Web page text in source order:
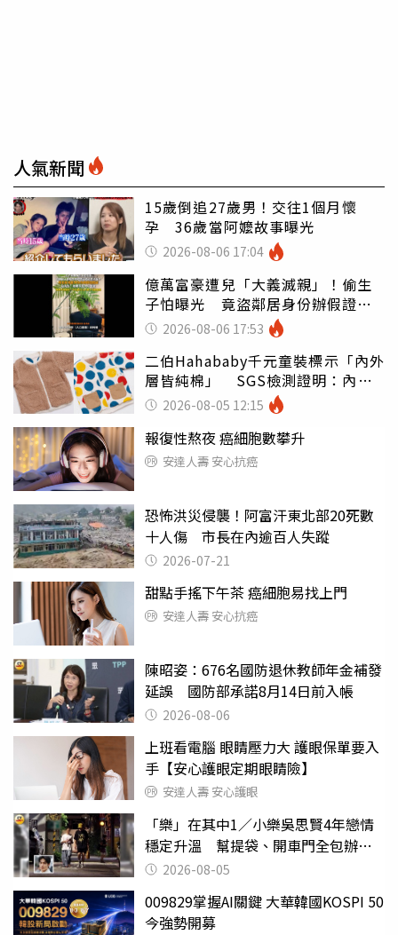
人氣新聞
15歲倒追27歲男！交往1個月懷
孕 36歲當阿嬤故事曝光
2026-08-06 17:04
億萬富豪遭兒「大義滅親」！偷生
子怕曝光 竟盜鄰居身份辦假證落
戶 2026-08-06 17:53
二伯Hahababy千元童裝標示「內外
層皆純棉」 SGS檢測證明：內裡
100%聚酯纖維
2026-08-05 12:15
報復性熬夜 癌細胞數攀升
安達人壽 安心抗癌
恐怖洪災侵襲！阿富汗東北部20死數
十人傷 市長在內逾百人失蹤
2026-07-21
甜點手搖下午茶 癌細胞易找上門
安達人壽 安心抗癌
陳昭姿：676名國防退休教師年金補發
延誤 國防部承諾8月14日前入帳
2026-08-06
上班看電腦 眼睛壓力大 護眼保單要入
手【安心護眼定期眼睛險】
安達人壽 安心護眼
「樂」在其中1／小樂吳思賢4年戀情
穩定升溫 幫提袋、開車門全包辦閃
瞎眾人
2026-08-05
009829掌握AI關鍵 大華韓國KOSPI 50
今強勢開募